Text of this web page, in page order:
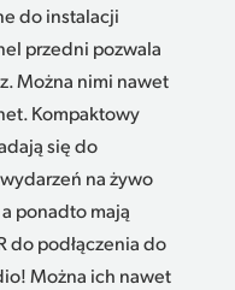
do instalacji
przedni pozwala
Można nimi nawet
Kompaktowy
się do
na żywo
ponadto mają
do podłączenia do
Można ich nawet